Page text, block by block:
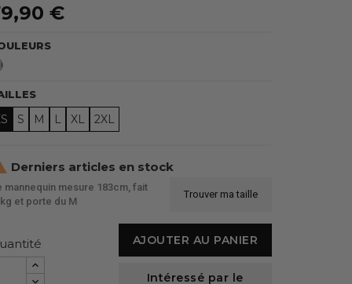
€
Bleu
S M L XL 2XL
Derniers articles en stock
mannequin mesure 183cm, fait
et porte du M
Trouver ma taille
AJOUTER AU PANIER
Intéressé par le